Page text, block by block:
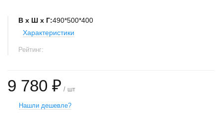
В х Ш х Г:490*500*400
Характеристики
Рейтинг:
9 780 ₽ / шт
Нашли дешевле?